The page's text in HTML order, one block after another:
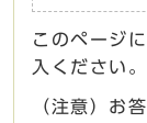
このページ
入ください。
（注意）お